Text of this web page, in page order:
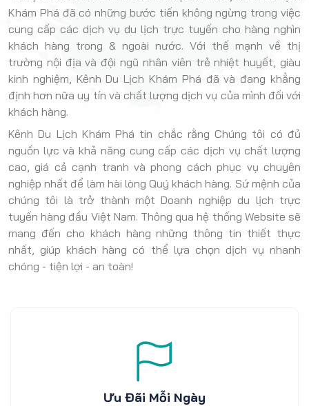
Khám Phá đã có những bước tiến không ngừng trong việc
cung cấp các dịch vụ du lịch trực tuyến cho hàng nghìn
khách hàng trong & ngoài nước. Với thế mạnh về thị
trường nội địa và đội ngũ nhân viên trẻ nhiệt huyết, giàu
kinh nghiệm, Kênh Du Lịch Khám Phá đã và đang khẳng
định hơn nữa uy tín và chất lượng dịch vụ của mình đối với
khách hàng.
Kênh Du Lịch Khám Phá tin chắc rằng Chúng tôi có đủ
nguồn lực và khả năng cung cấp các dịch vụ chất lượng
cao, giá cả cạnh tranh và phong cách phục vụ chuyên
nghiệp nhất để làm hài lòng Quý khách hàng. Sứ mệnh của
chúng tôi là trở thành một Doanh nghiệp du lịch trực
tuyến hàng đầu Việt Nam. Thông qua hệ thống Website sẽ
mang đến cho khách hàng những thông tin thiết thực
nhất, giúp khách hàng có thể lựa chọn dịch vụ nhanh
chóng - tiện lợi - an toàn!
Ưu Đãi Mỗi Ngày